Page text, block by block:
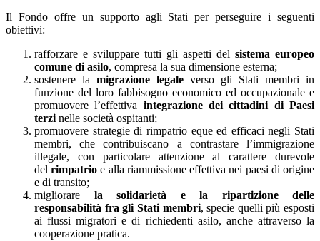
Il Fondo offre un supporto agli Stati per perseguire i seguenti
obiettivi:
rafforzare e sviluppare tutti gli aspetti del sistema europeo
comune di asilo, compresa la sua dimensione esterna;
sostenere la migrazione legale verso gli Stati membri in
funzione del loro fabbisogno economico ed occupazionale e
promuovere l’effettiva integrazione dei cittadini di Paesi
terzi nelle società ospitanti;
promuovere strategie di rimpatrio eque ed efficaci negli Stati
membri, che contribuiscano a contrastare l’immigrazione
illegale, con particolare attenzione al carattere durevole
del rimpatrio e alla riammissione effettiva nei paesi di origine
e di transito;
migliorare
la solidarietà e la ripartizione delle
responsabilità fra gli Stati membri, specie quelli più esposti
ai flussi migratori e di richiedenti asilo, anche attraverso la
cooperazione pratica.